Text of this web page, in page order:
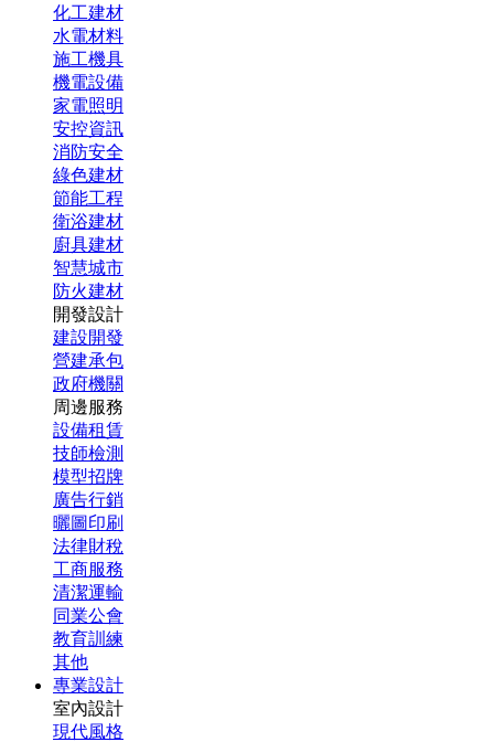
化工建材
水電材料
施工機具
機電設備
家電照明
安控資訊
消防安全
綠色建材
節能工程
衛浴建材
廚具建材
智慧城市
防火建材
開發設計
建設開發
營建承包
政府機關
周邊服務
設備租賃
技師檢測
模型招牌
廣告行銷
曬圖印刷
法律財稅
工商服務
清潔運輸
同業公會
教育訓練
其他
專業設計
室內設計
現代風格